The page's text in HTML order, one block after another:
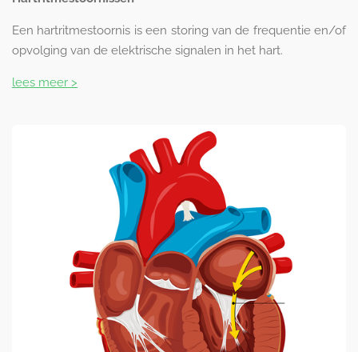
Een hartritmestoornis is een storing van de frequentie en/of
opvolging van de elektrische signalen in het hart.
lees meer >